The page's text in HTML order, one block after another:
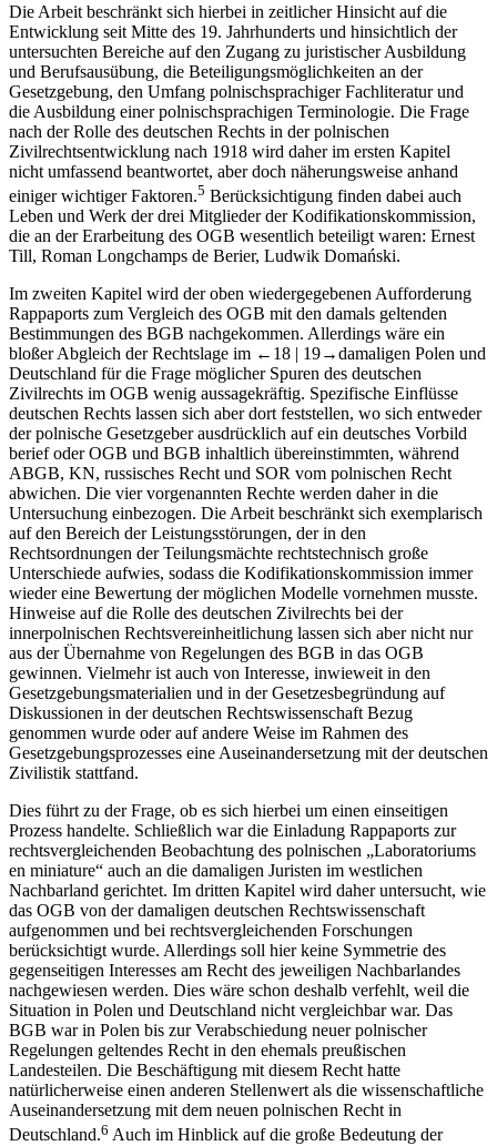
Die Arbeit beschränkt sich hierbei in zeitlicher Hinsicht auf die
Entwicklung seit Mitte des 19. Jahrhunderts und hinsichtlich der
untersuchten Bereiche auf den Zugang zu juristischer Ausbildung
und Berufsausübung, die Beteiligungsmöglichkeiten an der
Gesetzgebung, den Umfang polnischsprachiger Fachliteratur und
die Ausbildung einer polnischsprachigen Terminologie. Die Frage
nach der Rolle des deutschen Rechts in der polnischen
Zivilrechtsentwicklung nach 1918 wird daher im ersten Kapitel
nicht umfassend beantwortet, aber doch näherungsweise anhand
einiger wichtiger Faktoren.5 Berücksichtigung finden dabei auch
Leben und Werk der drei Mitglieder der Kodifikationskommission,
die an der Erarbeitung des OGB wesentlich beteiligt waren: Ernest
Till, Roman Longchamps de Berier, Ludwik Domański.
Im zweiten Kapitel wird der oben wiedergegebenen Aufforderung
Rappaports zum Vergleich des OGB mit den damals geltenden
Bestimmungen des BGB nachgekommen. Allerdings wäre ein
bloßer Abgleich der Rechtslage im ←18 | 19→damaligen Polen und
Deutschland für die Frage möglicher Spuren des deutschen
Zivilrechts im OGB wenig aussagekräftig. Spezifische Einflüsse
deutschen Rechts lassen sich aber dort feststellen, wo sich entweder
der polnische Gesetzgeber ausdrücklich auf ein deutsches Vorbild
berief oder OGB und BGB inhaltlich übereinstimmten, während
ABGB, KN, russisches Recht und SOR vom polnischen Recht
abwichen. Die vier vorgenannten Rechte werden daher in die
Untersuchung einbezogen. Die Arbeit beschränkt sich exemplarisch
auf den Bereich der Leistungsstörungen, der in den
Rechtsordnungen der Teilungsmächte rechtstechnisch große
Unterschiede aufwies, sodass die Kodifikationskommission immer
wieder eine Bewertung der möglichen Modelle vornehmen musste.
Hinweise auf die Rolle des deutschen Zivilrechts bei der
innerpolnischen Rechtsvereinheitlichung lassen sich aber nicht nur
aus der Übernahme von Regelungen des BGB in das OGB
gewinnen. Vielmehr ist auch von Interesse, inwieweit in den
Gesetzgebungsmaterialien und in der Gesetzesbegründung auf
Diskussionen in der deutschen Rechtswissenschaft Bezug
genommen wurde oder auf andere Weise im Rahmen des
Gesetzgebungsprozesses eine Auseinandersetzung mit der deutschen
Zivilistik stattfand.
Dies führt zu der Frage, ob es sich hierbei um einen einseitigen
Prozess handelte. Schließlich war die Einladung Rappaports zur
rechtsvergleichenden Beobachtung des polnischen „Laboratoriums
en miniature“ auch an die damaligen Juristen im westlichen
Nachbarland gerichtet. Im dritten Kapitel wird daher untersucht, wie
das OGB von der damaligen deutschen Rechtswissenschaft
aufgenommen und bei rechtsvergleichenden Forschungen
berücksichtigt wurde. Allerdings soll hier keine Symmetrie des
gegenseitigen Interesses am Recht des jeweiligen Nachbarlandes
nachgewiesen werden. Dies wäre schon deshalb verfehlt, weil die
Situation in Polen und Deutschland nicht vergleichbar war. Das
BGB war in Polen bis zur Verabschiedung neuer polnischer
Regelungen geltendes Recht in den ehemals preußischen
Landesteilen. Die Beschäftigung mit diesem Recht hatte
natürlicherweise einen anderen Stellenwert als die wissenschaftliche
Auseinandersetzung mit dem neuen polnischen Recht in
Deutschland.6 Auch im Hinblick auf die große Bedeutung der